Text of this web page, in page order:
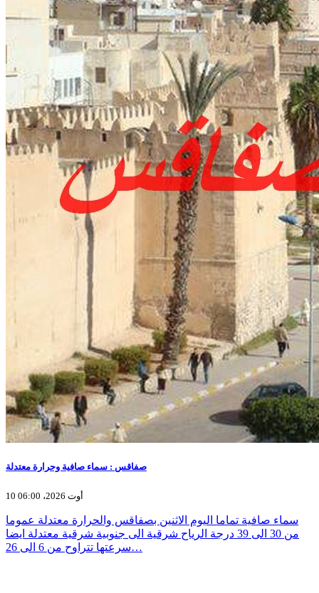
صفاقس : سماء صافية وحرارة معتدلة
10 أوت 2026، 06:00
سماء صافية تماما اليوم الاثنين بصفاقس والحرارة معتدلة عموما
من 30 الى 39 درجة الرياح شرقية الى جنوبية شرقية معتدلة ايضا
سرعتها تتراوح من 6 الى 26…